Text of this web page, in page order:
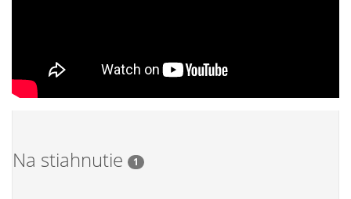
Na stiahnutie 1